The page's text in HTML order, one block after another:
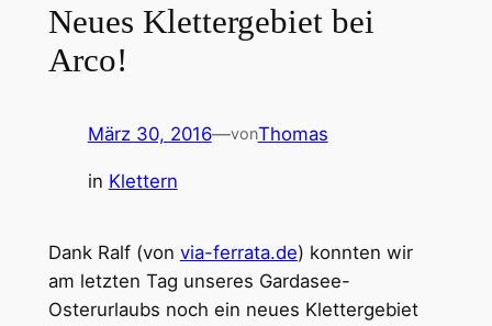
Neues Klettergebiet bei
Arco!
März 30, 2016—vonThomas
in Klettern
Dank Ralf (von via-ferrata.de) konnten wir
am letzten Tag unseres Gardasee-
Osterurlaubs noch ein neues Klettergebiet